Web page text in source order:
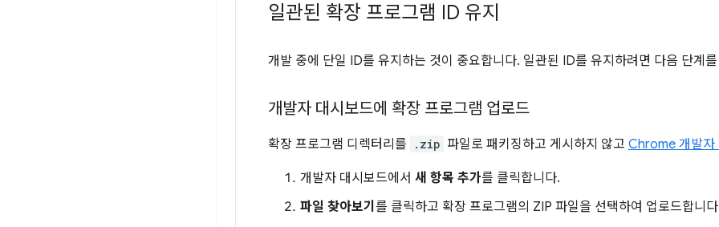
일관된 확장 프로그램 ID 유지
개발 중에 단일 ID를 유지하는 것이 중요합니다. 일관된 ID를 유지하려면 다음 단계
개발자 대시보드에 확장 프로그램 업로드
확장 프로그램 디렉터리를 .zip 파일로 패키징하고 게시하지 않고 Chrome 개발자
개발자 대시보드에서 새 항목 추가를 클릭합니다.
파일 찾아보기 를 클릭하고 확장 프로그램의 ZIP 파일을 선택하여 업로드합니